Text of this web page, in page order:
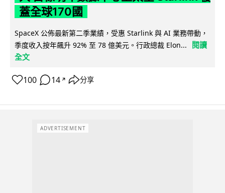
蓋全球170國
SpaceX 公佈最新第二季業績，受惠 Starlink 與 AI 業務帶動，
季度收入按年飆升 92% 至 78 億美元。行政總裁 Elon...
閱讀
全文
100 14 ↗ 分享
ADVERTISEMENT